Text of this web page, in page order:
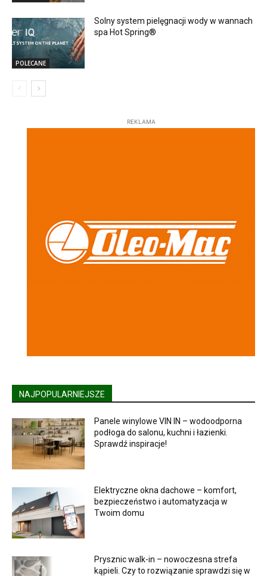
POLECANE
Solny system pielęgnacji wody w wannach
spa Hot Spring®
REKLAMA
NAJPOPULARNIEJSZE
Panele winylowe VIN IN – wodoodporna
podłoga do salonu, kuchni i łazienki.
Sprawdź inspiracje!
Elektryczne okna dachowe – komfort,
bezpieczeństwo i automatyzacja w
Twoim domu
Prysznic walk-in – nowoczesna strefa
kąpieli. Czy to rozwiązanie sprawdzi się w